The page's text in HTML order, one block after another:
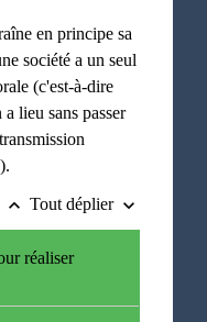
en principe sa
société a un seul
(c'est-à-dire
lieu sans passer
keyboard_arrow_up Tout déplier keyboard_arrow_down
réaliser